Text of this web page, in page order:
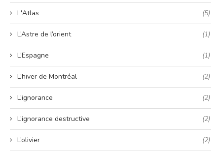
L'Atlas (5)
L’Astre de l’orient (1)
L’Espagne (1)
L’hiver de Montréal (2)
L’ignorance (2)
L’ignorance destructive (2)
L’olivier (2)